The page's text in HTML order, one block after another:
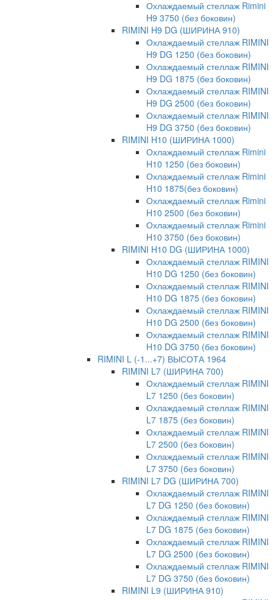
Охлаждаемый стеллаж Rimini
H9 3750 (без боковин)
RIMINI H9 DG (ШИРИНА 910)
Охлаждаемый стеллаж RIMINI
H9 DG 1250 (без боковин)
Охлаждаемый стеллаж RIMINI
H9 DG 1875 (без боковин)
Охлаждаемый стеллаж RIMINI
H9 DG 2500 (без боковин)
Охлаждаемый стеллаж RIMINI
H9 DG 3750 (без боковин)
RIMINI H10 (ШИРИНА 1000)
Охлаждаемый стеллаж Rimini
H10 1250 (без боковин)
Охлаждаемый стеллаж Rimini
H10 1875(без боковин)
Охлаждаемый стеллаж Rimini
H10 2500 (без боковин)
Охлаждаемый стеллаж Rimini
H10 3750 (без боковин)
RIMINI H10 DG (ШИРИНА 1000)
Охлаждаемый стеллаж RIMINI
H10 DG 1250 (без боковин)
Охлаждаемый стеллаж RIMINI
H10 DG 1875 (без боковин)
Охлаждаемый стеллаж RIMINI
H10 DG 2500 (без боковин)
Охлаждаемый стеллаж RIMINI
H10 DG 3750 (без боковин)
RIMINI L (-1...+7) ВЫСОТА 1964
RIMINI L7 (ШИРИНА 700)
Охлаждаемый стеллаж RIMINI
L7 1250 (без боковин)
Охлаждаемый стеллаж RIMINI
L7 1875 (без боковин)
Охлаждаемый стеллаж RIMINI
L7 2500 (без боковин)
Охлаждаемый стеллаж RIMINI
L7 3750 (без боковин)
RIMINI L7 DG (ШИРИНА 700)
Охлаждаемый стеллаж RIMINI
L7 DG 1250 (без боковин)
Охлаждаемый стеллаж RIMINI
L7 DG 1875 (без боковин)
Охлаждаемый стеллаж RIMINI
L7 DG 2500 (без боковин)
Охлаждаемый стеллаж RIMINI
L7 DG 3750 (без боковин)
RIMINI L9 (ШИРИНА 910)